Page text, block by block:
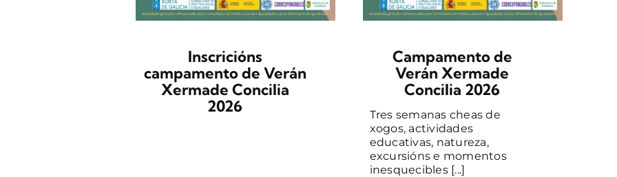
Inscricións
campamento de Verán
Xermade Concilia
2026
Campamento de
Verán Xermade
Concilia 2026
Tres semanas cheas de
xogos, actividades
educativas, natureza,
excursións e momentos
inesquecibles [...]